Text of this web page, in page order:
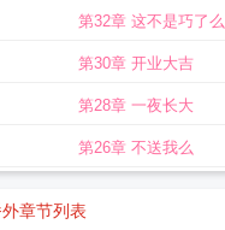
这日子没法过了综格格党
第32章 这不是巧了么
第30章 开业大吉
第28章 一夜长大
第26章 不送我么
章节列表